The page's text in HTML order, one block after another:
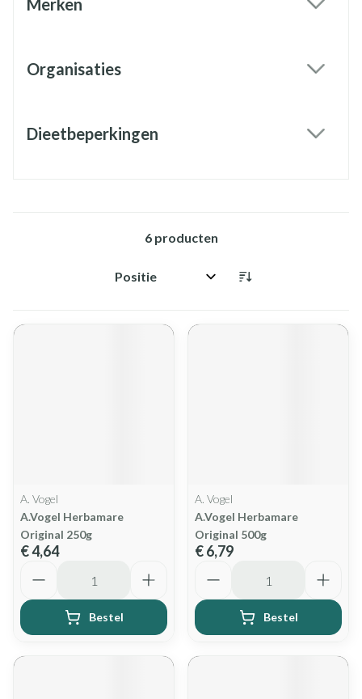
Merken
Organisaties
Dieetbeperkingen
6producten
Sorteer op:
A. Vogel
A.Vogel Herbamare
Original 250g
€ 4,64
Bestel
A. Vogel
A.Vogel Herbamare
Original 500g
€ 6,79
Bestel